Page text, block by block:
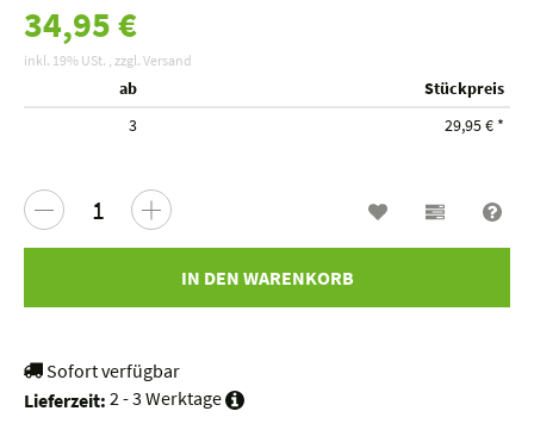
34,95 €
inkl. 19% USt. , zzgl. Versand
ab
Stückpreis
3
29,95 € *
IN DEN WARENKORB
Sofort verfügbar
Lieferzeit: 2 - 3 Werktage
Wunschzettel